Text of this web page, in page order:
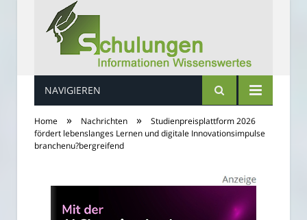
Schulungs Infos
NAVIGIEREN
Home » Nachrichten »
Studienpreisplattform 2026
fördert lebenslanges Lernen und digitale Innovationsimpulse
branchenu?bergreifend